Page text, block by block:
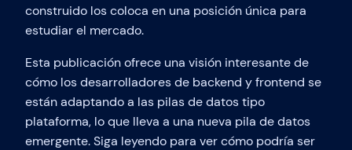
construido los coloca en una posición única para
estudiar el mercado.
Esta publicación ofrece una visión interesante de
cómo los desarrolladores de backend y frontend se
están adaptando a las pilas de datos tipo
plataforma, lo que lleva a una nueva pila de datos
emergente. Siga leyendo para ver cómo podría ser